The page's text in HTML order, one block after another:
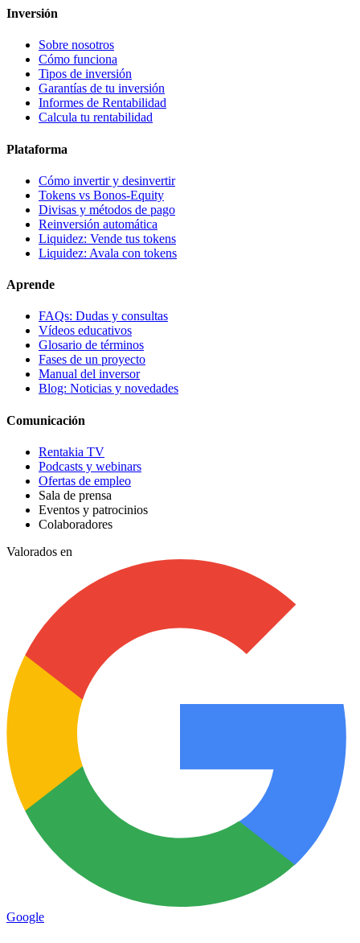
Inversión
Sobre nosotros
Cómo funciona
Tipos de inversión
Garantías de tu inversión
Informes de Rentabilidad
Calcula tu rentabilidad
Plataforma
Cómo invertir y desinvertir
Tokens vs Bonos-Equity
Divisas y métodos de pago
Reinversión automática
Liquidez: Vende tus tokens
Liquidez: Avala con tokens
Aprende
FAQs: Dudas y consultas
Vídeos educativos
Glosario de términos
Fases de un proyecto
Manual del inversor
Blog: Noticias y novedades
Comunicación
Rentakia TV
Podcasts y webinars
Ofertas de empleo
Sala de prensa
Eventos y patrocinios
Colaboradores
Valorados en
Google